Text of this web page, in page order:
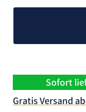
Sofort
Gratis Versand